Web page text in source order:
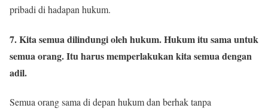
pribadi di hadapan hukum.
7. Kita semua dilindungi oleh hukum. Hukum itu sama untuk
semua orang. Itu harus memperlakukan kita semua dengan
adil.
Semua orang sama di depan hukum dan berhak tanpa